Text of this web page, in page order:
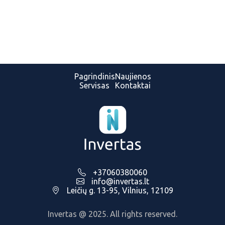
Pagrindinis
Servisas
Naujienos
Kontaktai
+37060380060
info@invertas.lt
Leičių g. 13-95, Vilnius, 12109
Invertas @ 2025. All rights reserved.